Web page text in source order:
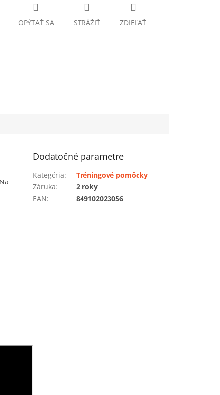
OPÝTAŤ SA STRÁŽIŤ ZDIEĽAŤ
Dodatočné parametre
Kategória:
Tréningové pomôcky
Záruka:
2 roky
EAN: 849102023056